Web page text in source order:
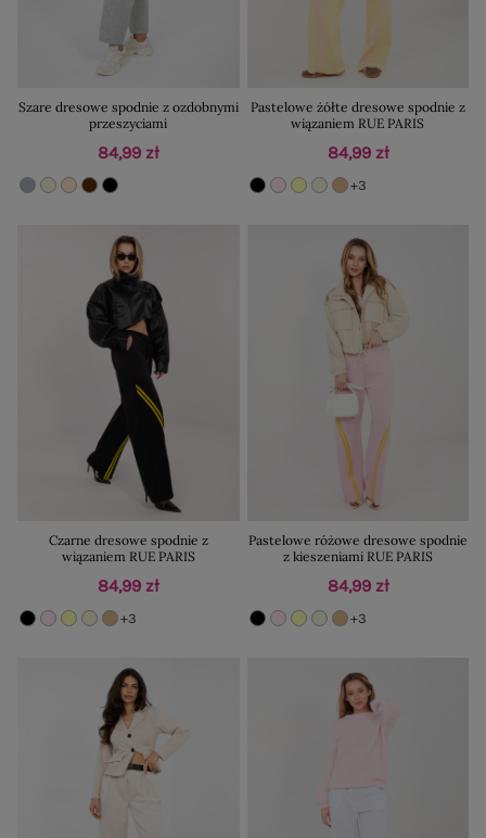
Szare dresowe spodnie z ozdobnymi
przeszyciami
84,99 zł
Pastelowe żółte dresowe spodnie z
wiązaniem RUE PARIS
84,99 zł
+3
Czarne dresowe spodnie z
wiązaniem RUE PARIS
84,99 zł
+3
Pastelowe różowe dresowe spodnie
z kieszeniami RUE PARIS
84,99 zł
+3